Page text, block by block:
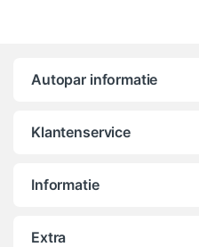
Autopar informatie
Klantenservice
Informatie
Extra